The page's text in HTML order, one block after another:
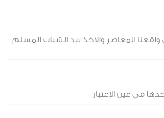
واقعنا المعاصر والاخذ بيد الشباب المسلم
في عين الاعتبار